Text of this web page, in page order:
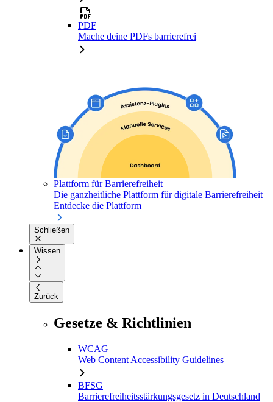
PDF
Mache deine PDFs barrierefrei
Plattform für Barrierefreiheit
Die ganzheitliche Plattform für digitale Barrierefreiheit
Entdecke die Plattform
Schließen
Wissen
Zurück
Gesetze & Richtlinien
WCAG
Web Content Accessibility Guidelines
BFSG
Barrierefreiheitsstärkungsgesetz in Deutschland